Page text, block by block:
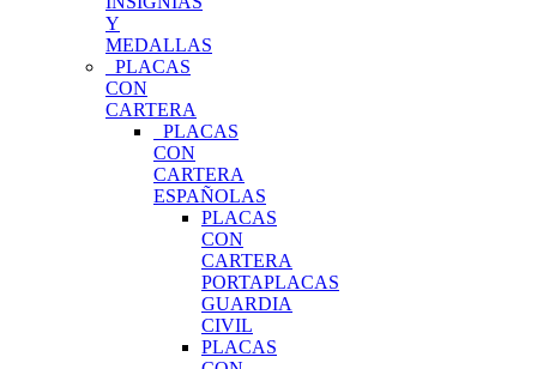
Y
MEDALLAS
PLACAS
CON
CARTERA
PLACAS
CON
CARTERA
ESPAÑOLAS
PLACAS
CON
CARTERA
PORTAPLACAS
GUARDIA
CIVIL
PLACAS